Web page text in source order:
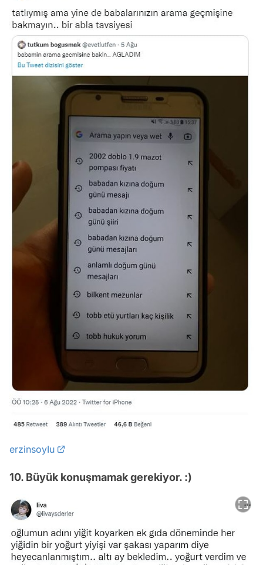
erzinsoyIu
10. Büyük konuşmamak gerekiyor. :)